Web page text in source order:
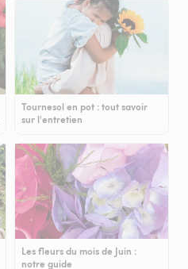
Tournesol en pot : tout savoir
sur l'entretien
Les fleurs du mois de Juin :
notre guide